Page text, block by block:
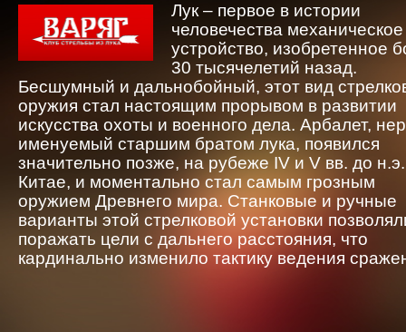
Лук – первое в истории
человечества механическое
устройство, изобретенное
30 тысячелетий назад.
Бесшумный и дальнобойный, этот вид
оружия стал настоящим прорывом в развитии
искусства охоты и военного дела. Арбалет,
именуемый старшим братом лука, появился
значительно позже, на рубеже IV и V вв. до
Китае, и моментально стал самым грозным
оружием Древнего мира. Станковые и ручные
варианты этой стрелковой установки
поражать цели с дальнего расстояния, что
кардинально изменило тактику ведения